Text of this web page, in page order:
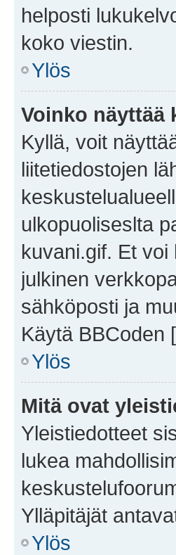
helposti
koko viestin.
Ylös
Voinko näyttää
Kyllä, voit
liitetiedostojen
ulkopuoliseslta
kuvani.gif. Et
julkinen
sähköposti ja
Käytä BBCoden
Ylös
Mitä ovat
Yleistiedotteet
lukea
Ylläpitäjät
Ylös